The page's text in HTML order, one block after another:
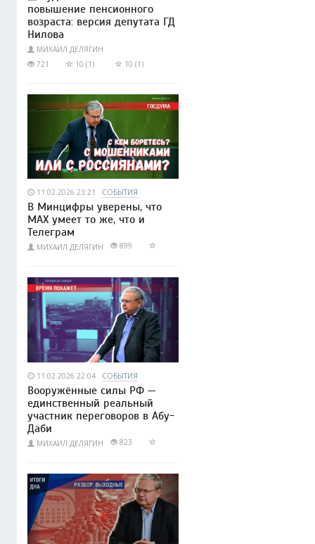
повышение пенсионного
возраста: версия депутата ГД
Нилова
МИХАИЛ ДЕЛЯГИН
721
10 (1) 10 (1)
11.02.2026 23:21 СОБЫТИЯ
В Минцифры уверены, что
МАХ умеет то же, что и
Телеграм
МИХАИЛ ДЕЛЯГИН 899
11.02.2026 22:04 СОБЫТИЯ
Вооружённые силы РФ —
единственный реальный
участник переговоров в Абу-
Даби
МИХАИЛ ДЕЛЯГИН 823